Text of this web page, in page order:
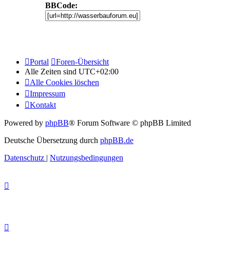
BBCode:
Portal
Foren-Übersicht
Alle Zeiten sind UTC+02:00
Alle Cookies löschen
Impressum
Kontakt
Powered by phpBB® Forum Software © phpBB Limited
Deutsche Übersetzung durch phpBB.de
Datenschutz | Nutzungsbedingungen